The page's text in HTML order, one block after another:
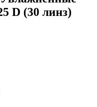
D (30 линз)